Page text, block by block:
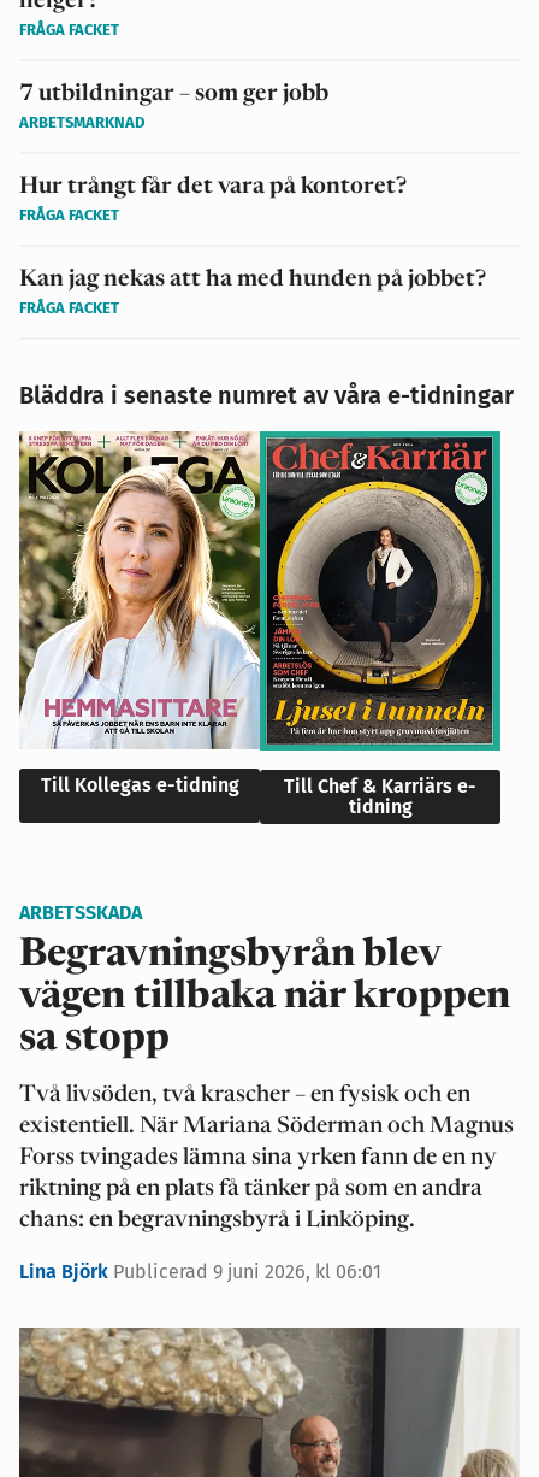
FRÅGA FACKET
7 utbildningar – som ger jobb
ARBETSMARKNAD
Hur trångt får det vara på kontoret?
FRÅGA FACKET
Kan jag nekas att ha med hunden på jobbet?
FRÅGA FACKET
Bläddra i senaste numret av våra e-tidningar
Till Kollegas e-tidning
Till Chef & Karriärs e-
tidning
ARBETSSKADA
Begravningsbyrån blev
vägen tillbaka när kroppen
sa stopp
Två livsöden, två krascher – en fysisk och en
existentiell. När Mariana Söderman och Magnus
Forss tvingades lämna sina yrken fann de en ny
riktning på en plats få tänker på som en andra
chans: en begravningsbyrå i Linköping.
Lina Björk Publicerad 9 juni 2026, kl 06:01